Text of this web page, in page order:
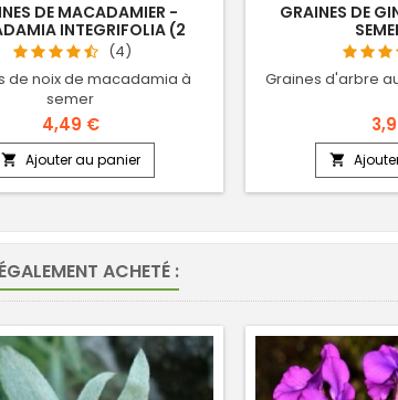
DE MACADAMIER -
INTEGRIFOLIA (2
SEMENCES)(4)
de noix de macadamia à
semer
4,49 €
 Ajouter au panier
GRAINES DE
Graines d'arbre

ACHETÉ :